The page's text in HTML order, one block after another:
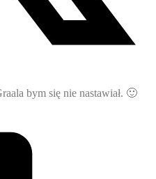
bym się nie nastawiał. 🙂